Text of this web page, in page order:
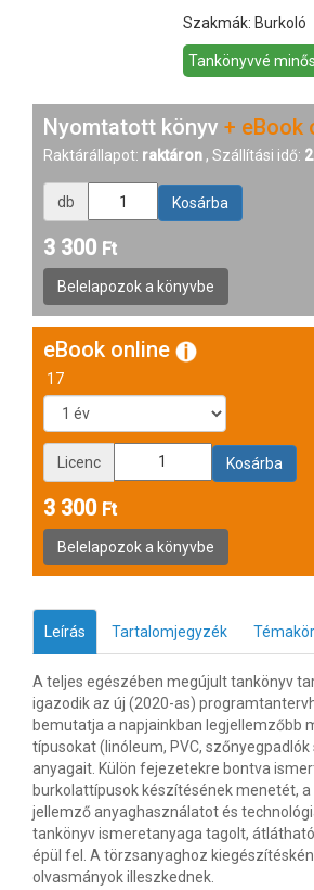
Szakmák: Burkoló
Tankönyvvé
Nyomtatott könyv + eBook
Raktárállapot: raktáron , Szállítási idő:
db
3 300 Ft
eBook online
17
Licenc
3 300 Ft
Leírás Tartalomjegyzék
A teljes egészében megújult tankönyv
igazodik az új (2020-as)
bemutatja a napjainkban legjellemzőbb
típusokat (linóleum, PVC,
anyagait. Külön fejezetekre bontva
burkolattípusok készítésének menetét, a
jellemző anyaghasználatot és
tankönyv ismeretanyaga tagolt,
épül fel. A törzsanyaghoz
olvasmányok illeszkednek.